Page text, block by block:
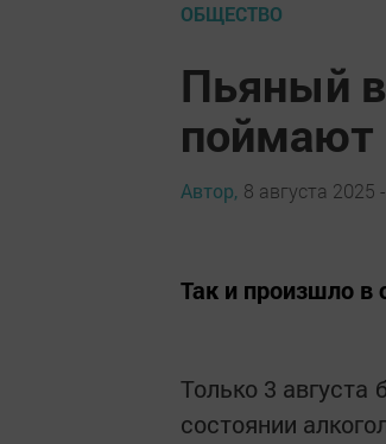
ОБЩЕСТВО
Пьяный
поймают
Автор, 8 августа 2025
Так и произшло в
Только 3 августа
состоянии